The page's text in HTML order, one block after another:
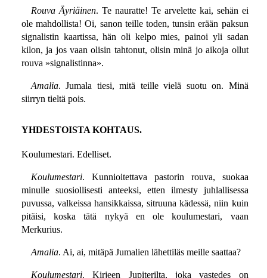
Rouva Äyriäinen. Te nauratte! Te arvelette kai, sehän ei
ole mahdollista! Oi, sanon teille toden, tunsin erään paksun
signalistin kaartissa, hän oli kelpo mies, painoi yli sadan
kilon, ja jos vaan olisin tahtonut, olisin minä jo aikoja ollut
rouva »signalistinna».
Amalia. Jumala tiesi, mitä teille vielä suotu on. Minä
siirryn tieltä pois.
YHDESTOISTA KOHTAUS.
Koulumestari. Edelliset.
Koulumestari. Kunnioitettava pastorin rouva, suokaa
minulle suosiollisesti anteeksi, etten ilmesty juhlallisessa
puvussa, valkeissa hansikkaissa, sitruuna kädessä, niin kuin
pitäisi, koska tätä nykyä en ole koulumestari, vaan
Merkurius.
Amalia. Ai, ai, mitäpä Jumalien lähettiläs meille saattaa?
Koulumestari. Kirjeen Jupiterilta, joka vastedes on